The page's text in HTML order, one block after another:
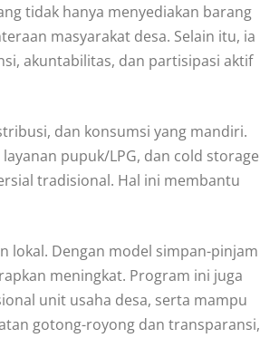
tidak hanya menyediakan barang
masyarakat desa. Selain itu, ia
akuntabilitas, dan partisipasi aktif
dan konsumsi yang mandiri.
pupuk/LPG, dan cold storage
tradisional. Hal ini membantu
lokal. Dengan model simpan-pinjam
meningkat. Program ini juga
unit usaha desa, serta mampu
gotong-royong dan transparansi,